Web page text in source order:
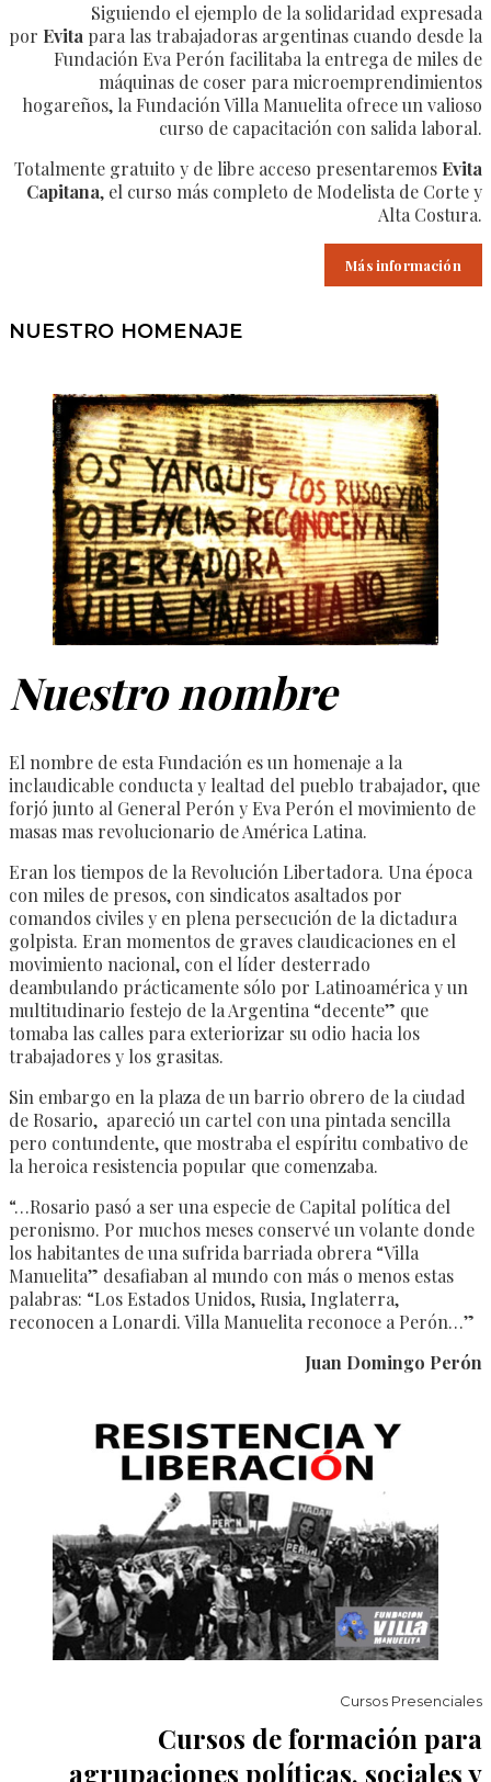
Siguiendo el ejemplo de la solidaridad expresada
por Evita para las trabajadoras argentinas cuando desde la
Fundación Eva Perón facilitaba la entrega de miles de
máquinas de coser para microemprendimientos
hogareños, la Fundación Villa Manuelita ofrece un valioso
curso de capacitación con salida laboral.
Totalmente gratuito y de libre acceso presentaremos Evita
Capitana, el curso más completo de Modelista de Corte y
Alta Costura.
Más información
NUESTRO HOMENAJE
Nuestro nombre
El nombre de esta Fundación es un homenaje a la
inclaudicable conducta y lealtad del pueblo trabajador, que
forjó junto al General Perón y Eva Perón el movimiento de
masas mas revolucionario de América Latina.
Eran los tiempos de la Revolución Libertadora. Una época
con miles de presos, con sindicatos asaltados por
comandos civiles y en plena persecución de la dictadura
golpista. Eran momentos de graves claudicaciones en el
movimiento nacional, con el líder desterrado
deambulando prácticamente sólo por Latinoamérica y un
multitudinario festejo de la Argentina “decente” que
tomaba las calles para exteriorizar su odio hacia los
trabajadores y los grasitas.
Sin embargo en la plaza de un barrio obrero de la ciudad
de Rosario, apareció un cartel con una pintada sencilla
pero contundente, que mostraba el espíritu combativo de
la heroica resistencia popular que comenzaba.
“…Rosario pasó a ser una especie de Capital política del
peronismo. Por muchos meses conservé un volante donde
los habitantes de una sufrida barriada obrera “Villa
Manuelita” desafiaban al mundo con más o menos estas
palabras: “Los Estados Unidos, Rusia, Inglaterra,
reconocen a Lonardi. Villa Manuelita reconoce a Perón…”
Juan Domingo Perón
Cursos Presenciales
Cursos de formación para
agrupaciones políticas, sociales y